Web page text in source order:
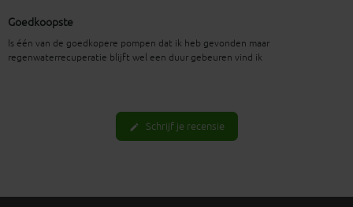
Goedkoopste
Is één van de goedkopere pompen dat ik heb gevonden maar
regenwaterrecuperatie blijft wel een duur gebeuren vind ik
edit Schrijf je recensie